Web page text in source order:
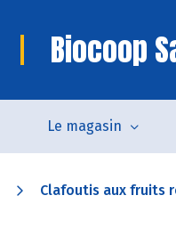
Biocoop
Le magasin
Clafoutis aux fruits